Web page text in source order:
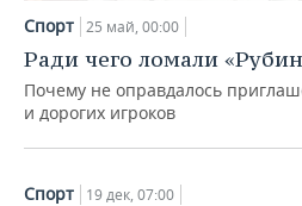
Спорт 25 май, 00:00
Ради чего ломали
Почему не оправдалось
и дорогих игроков
Спорт 19 дек, 07:00